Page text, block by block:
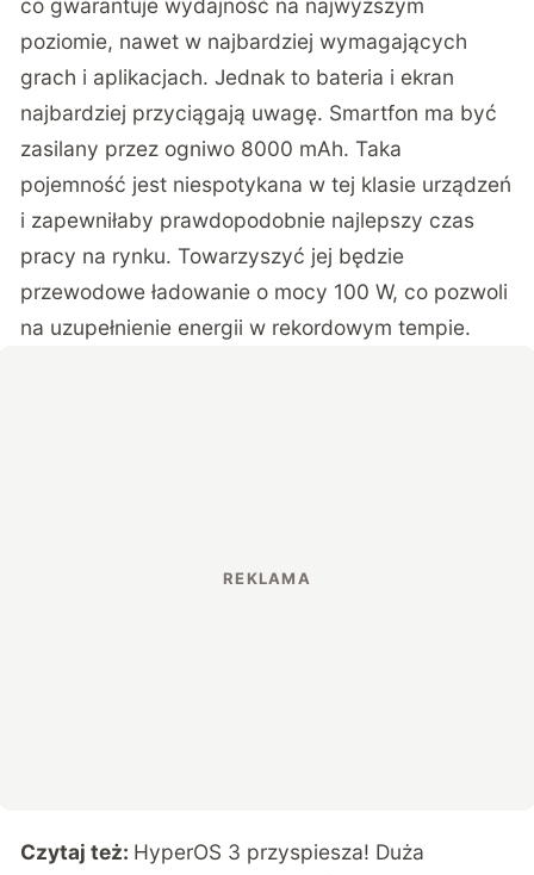
co gwarantuje wydajność na najwyższym
poziomie, nawet w najbardziej wymagających
grach i aplikacjach. Jednak to bateria i ekran
najbardziej przyciągają uwagę. Smartfon ma być
zasilany przez ogniwo 8000 mAh. Taka
pojemność jest niespotykana w tej klasie urządzeń
i zapewniłaby prawdopodobnie najlepszy czas
pracy na rynku. Towarzyszyć jej będzie
przewodowe ładowanie o mocy 100 W, co pozwoli
na uzupełnienie energii w rekordowym tempie.
Czytaj też: HyperOS 3 przyspiesza! Duża